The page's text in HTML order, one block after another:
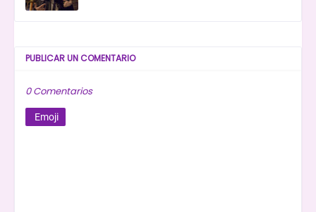
PUBLICAR UN COMENTARIO
0 Comentarios
Emoji